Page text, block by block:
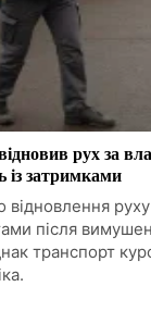
рух за
затримками
після
транспорт